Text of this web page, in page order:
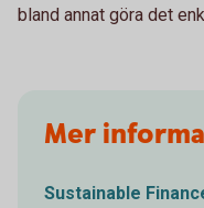
bland annat göra det
Mer
Sustainable